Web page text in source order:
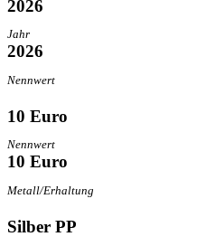
2026
Jahr
2026
Nennwert
10 Euro
Nennwert
10 Euro
Metall/Erhaltung
Silber PP